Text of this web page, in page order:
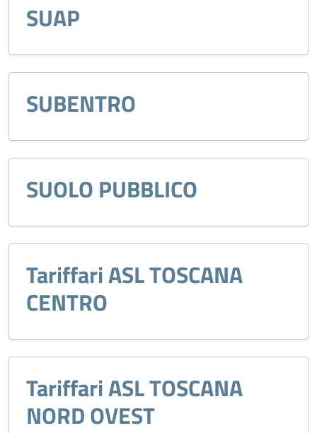
SUAP
SUBENTRO
SUOLO PUBBLICO
Tariffari ASL TOSCANA
CENTRO
Tariffari ASL TOSCANA
NORD OVEST